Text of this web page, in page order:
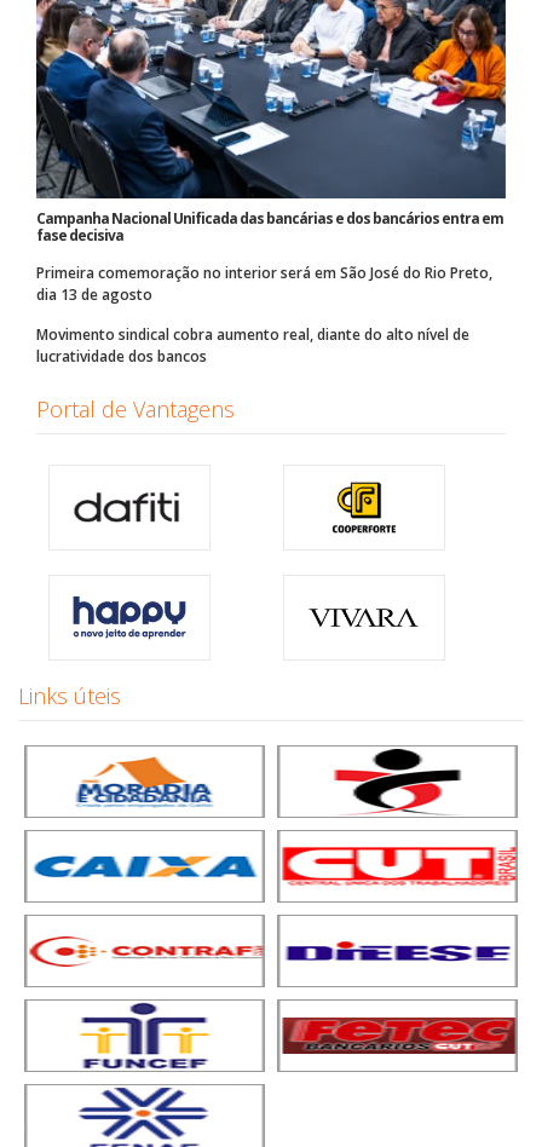
Campanha Nacional Unificada das bancárias e dos bancários entra em
fase decisiva
Primeira comemoração no interior será em São José do Rio Preto,
dia 13 de agosto
Movimento sindical cobra aumento real, diante do alto nível de
lucratividade dos bancos
Portal de Vantagens
Links úteis